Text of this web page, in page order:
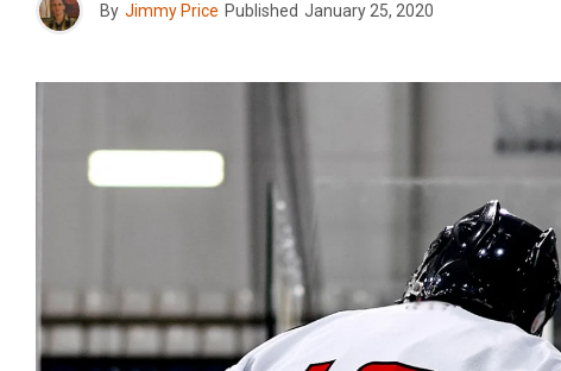
By Jimmy Price Published January 25, 2020